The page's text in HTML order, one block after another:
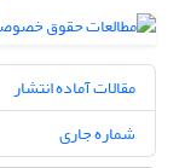
مقالات آماده انتشار
شماره جاری